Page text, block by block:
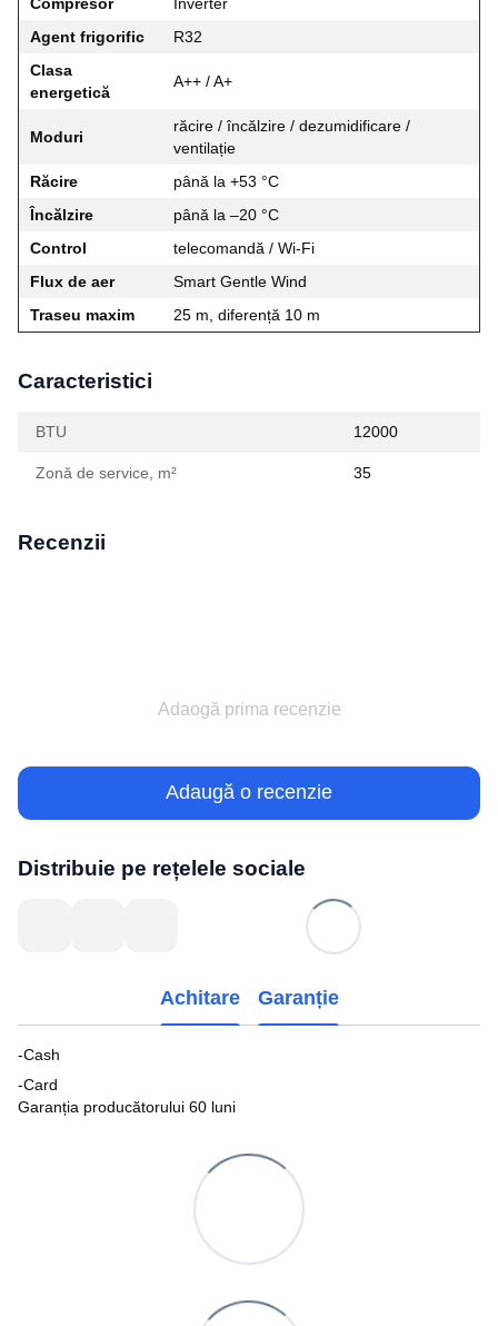
Agent frigorific
R32
Clasa
energetică
A++ / A+
Moduri
răcire / încălzire / dezumidificare /
ventilație
Răcire
până la +53 °C
Încălzire
până la –20 °C
Control
telecomandă / Wi‑Fi
Flux de aer
Smart Gentle Wind
Traseu maxim
25 m, diferență 10 m
Caracteristici
BTU 12000
Zonă de service, m² 35
Recenzii
Adaogă prima recenzie
Adaugă o recenzie
Distribuie pe rețelele sociale
Achitare Garanție
-Cash
-Card
Garanția producătorului 60 luni